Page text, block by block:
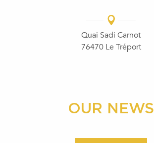
Quai Sadi Carnot
76470 Le Tréport
OUR NEWS